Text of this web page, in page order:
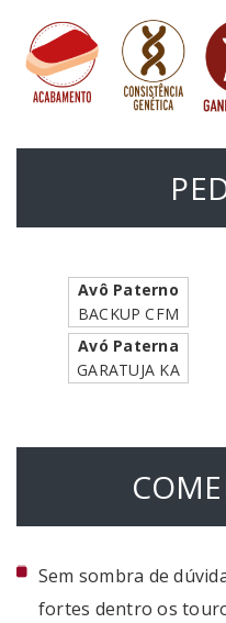
Avô Paterno
BACKUP CFM
Avó Paterna
GARATUJA KA
Sem sombra de
fortes dentro os